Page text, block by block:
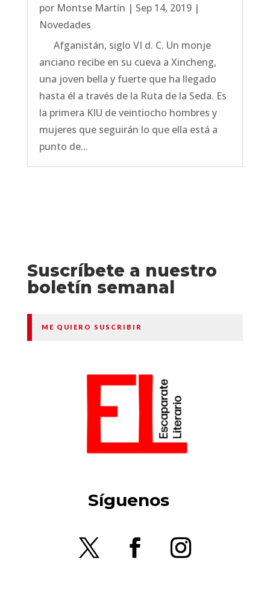
por Montse Martín | Sep 14, 2019|
Novedades
Afganistán, siglo VI d. C. Un monje
anciano recibe en su cueva a Xincheng,
una joven bella y fuerte que ha llegado
hasta él a través de la Ruta de la Seda. Es
la primera KIU de veintiocho hombres y
mujeres que seguirán lo que ella está a
punto de...
Suscríbete a nuestro
boletín semanal
ME QUIERO SUSCRIBIR
Síguenos